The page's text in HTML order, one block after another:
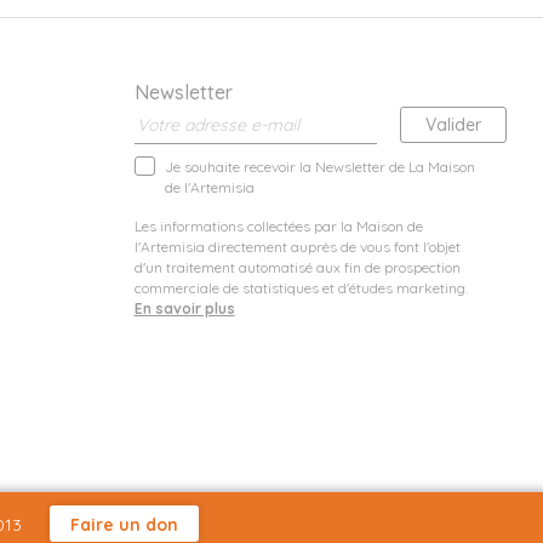
Newsletter
Je souhaite recevoir la Newsletter de La Maison
de l'Artemisia
Les informations collectées par la Maison de
l'Artemisia directement auprès de vous font l'objet
d'un traitement automatisé aux fin de prospection
commerciale de statistiques et d'études marketing.
En savoir plus
Faire un don